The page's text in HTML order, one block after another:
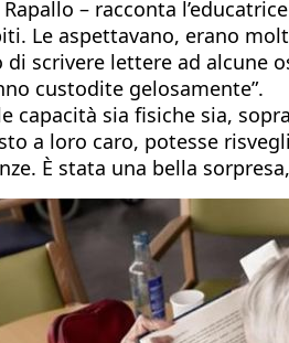
– racconta
aspettavano, erano
scrivere lettere ad
custodite gelosamente”.
capacità sia fisiche sia,
a loro caro, potesse
È stata una bella